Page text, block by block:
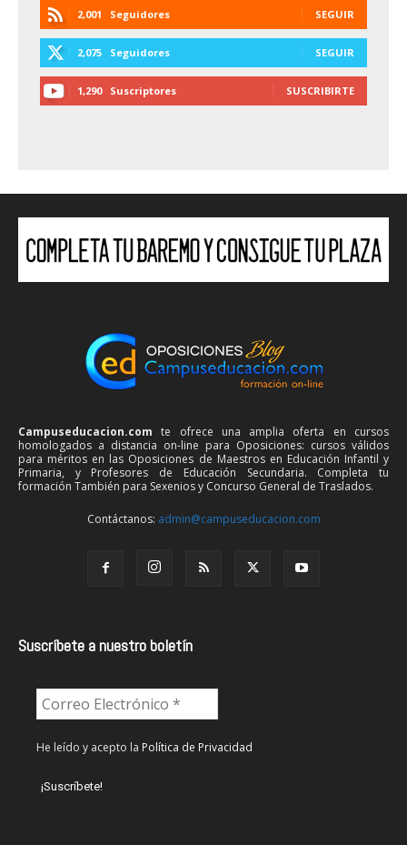
2,001 Seguidores SEGUIR
2,075 Seguidores SEGUIR
1,290 Suscriptores SUSCRIBIRTE
Campuseducacion.com te ofrece una amplia oferta en cursos
homologados a distancia on-line para Oposiciones: cursos válidos
para méritos en las Oposiciones de Maestros en Educación Infantil y
Primaria, y Profesores de Educación Secundaria. Completa tu
formación También para Sexenios y Concurso General de Traslados.
Contáctanos: admin@campuseducacion.com
Suscríbete a nuestro boletín
He leído y acepto la Política de Privacidad